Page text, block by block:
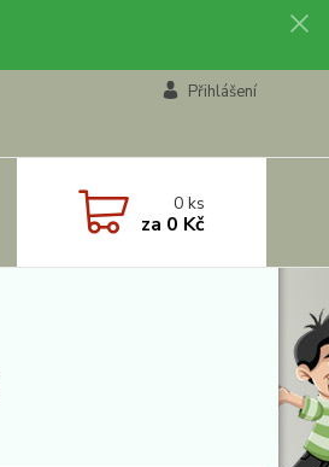
Přihlášení
0ks
za 0 Kč